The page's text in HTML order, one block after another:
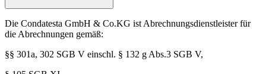
Die Condatesta GmbH & Co.KG ist Abrechnungsdienstleister für
die Abrechnungen gemäß:
§§ 301a, 302 SGB V einschl. § 132 g Abs.3 SGB V,